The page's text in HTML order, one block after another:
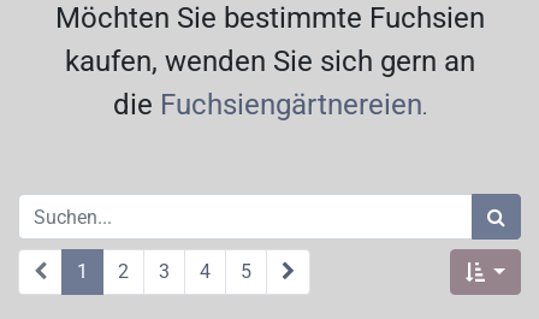
Möchten Sie bestimmte Fuchsien
kaufen, wenden Sie sich gern an
die Fuchsiengärtnereien.
1 2 3 4 5